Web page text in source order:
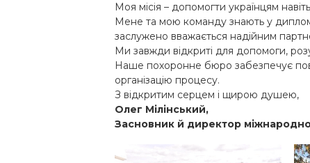
Моя місія – допомогти українцям
Мене та мою команду знають у
заслужено вважається надійним
Ми завжди відкриті для допомоги,
Наше похоронне бюро забезпечує
організацію процесу.
З відкритим серцем і щирою душею,
Олег Мілінський,
Засновник й директор